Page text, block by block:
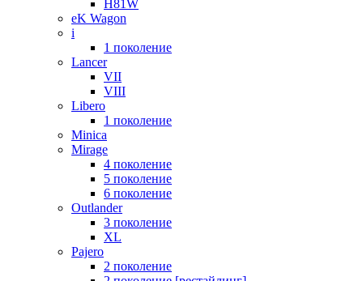
H81W
eK Wagon
i
1 поколение
Lancer
VII
VIII
Libero
1 поколение
Minica
Mirage
4 поколение
5 поколение
6 поколение
Outlander
3 поколение
XL
Pajero
2 поколение